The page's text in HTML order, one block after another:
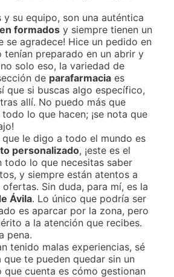
y su equipo, son una auténtica
formados y siempre tienen un
se agradece! Hice un pedido en
tenían preparado en un abrir y
solo eso, la variedad de
de parafarmacia es
que si buscas algo específico,
allí. No puedo más que
lo que hacen; ¡se nota que
que le digo a todo el mundo es
personalizado, ¡este es el
todo lo que necesitas saber
y siempre están atentos a
Sin duda, para mí, es la
Ávila. Lo único que podría ser
es aparcar por la zona, pero
a la atención que recibes.
pena.
tenido malas experiencias, sé
que te pueden quedar sin un
cuenta es cómo gestionan